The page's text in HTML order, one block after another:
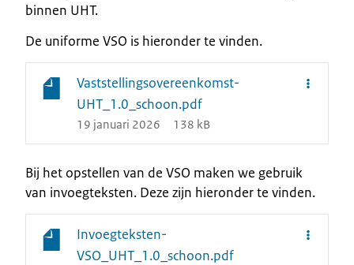
binnen UHT.
De uniforme VSO is hieronder te vinden.
Vaststellingsovereenkomst-
UHT_1.0_schoon.pdf
19 januari 2026 138 kB
Bij het opstellen van de VSO maken we gebruik
van invoegteksten. Deze zijn hieronder te vinden.
Invoegteksten-
VSO_UHT_1.0_schoon.pdf